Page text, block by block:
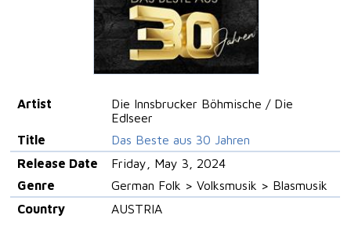
Artist
Die Innsbrucker Böhmische / Die
Edlseer
Title
Das Beste aus 30 Jahren
Release Date
Friday, May 3, 2024
Genre
German Folk > Volksmusik > Blasmusik
Country
AUSTRIA